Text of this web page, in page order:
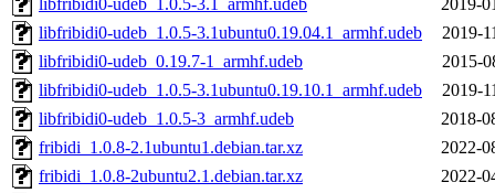
libfribidi0-udeb_1.0.5-3.1_armhf.udeb
2019-
libfribidi0-udeb_1.0.5-3.1ubuntu0.19.04.1_armhf.udeb
2019-
libfribidi0-udeb_0.19.7-1_armhf.udeb
2015-
libfribidi0-udeb_1.0.5-3.1ubuntu0.19.10.1_armhf.udeb
2019-
libfribidi0-udeb_1.0.5-3_armhf.udeb
2018-
fribidi_1.0.8-2.1ubuntu1.debian.tar.xz
2022-
fribidi_1.0.8-2ubuntu2.1.debian.tar.xz
2022-